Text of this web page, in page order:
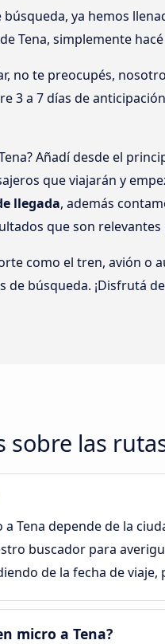
ya hemos
Tena, simplemente
no te preocupés,
3 a 7 días de
Añadí desde el
que viajarán y
llegada, además
que son relevantes
como el tren, avión o
de búsqueda. ¡Disfrutá
las
Tena depende de la
buscador para
de la fecha de
micro a Tena?